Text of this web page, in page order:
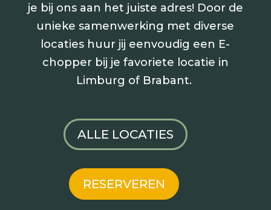
je bij ons aan het juiste adres! Door de
unieke samenwerking met diverse
locaties huur jij eenvoudig een E-
chopper bij je favoriete locatie in
Limburg of Brabant.
ALLE LOCATIES
RESERVEREN